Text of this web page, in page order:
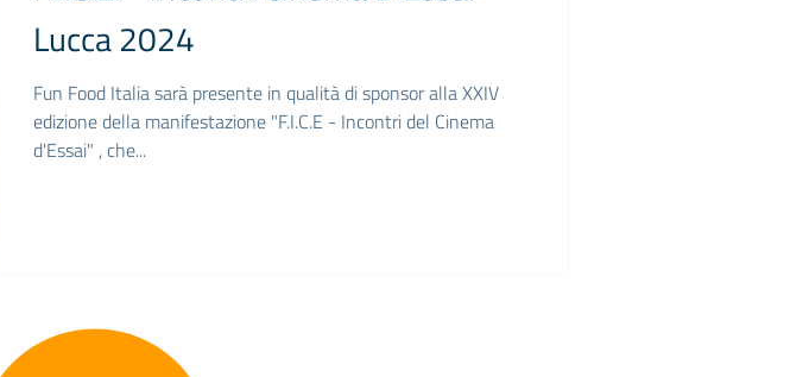
Lucca 2024
Fun Food Italia sarà presente in qualità di sponsor alla XXIV
edizione della manifestazione "F.I.C.E - Incontri del Cinema
d'Essai" , che...